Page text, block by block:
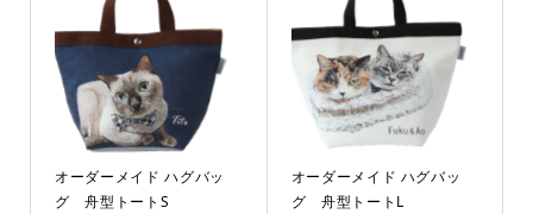
オーダーメイド ハグバッ
グ 舟型トートS
オーダーメイド ハグバッ
グ 舟型トートL